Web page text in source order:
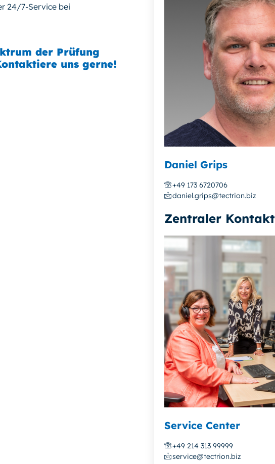
24/7-Service bei
der Prüfung
uns gerne!
Daniel Grips
+49 173 6720706
daniel.grips@tectrion.biz
Zentraler Kontakt
Service Center
+49 214 313 99999
service@tectrion.biz